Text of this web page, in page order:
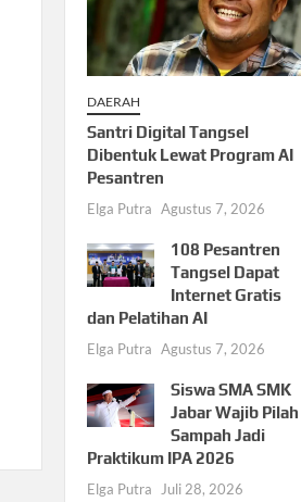
DAERAH
Santri Digital Tangsel
Dibentuk Lewat Program AI
Pesantren
Elga Putra Agustus 7, 2026
108 Pesantren
Tangsel Dapat
Internet Gratis
dan Pelatihan AI
Elga Putra Agustus 7, 2026
Siswa SMA SMK
Jabar Wajib Pilah
Sampah Jadi
Praktikum IPA 2026
Elga Putra Juli 28, 2026